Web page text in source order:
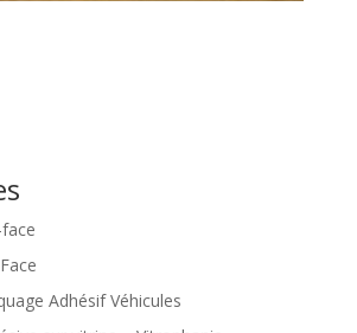
Adhésif Véhicules